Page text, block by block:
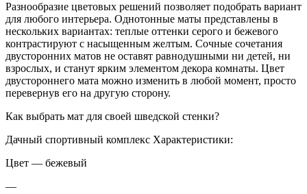
Разнообразие цветовых решений позволяет подобрать вариант
для любого интерьера. Однотонные маты представлены в
нескольких вариантах: теплые оттенки серого и бежевого
контрастируют с насыщенным желтым. Сочные сочетания
двусторонних матов не оставят равнодушными ни детей, ни
взрослых, и станут ярким элементом декора комнаты. Цвет
двустороннего мата можно изменить в любой момент, просто
перевернув его на другую сторону.
Как выбрать мат для своей шведской стенки?
Дачный спортивный комплекс Характеристики:
Цвет — бежевый
—